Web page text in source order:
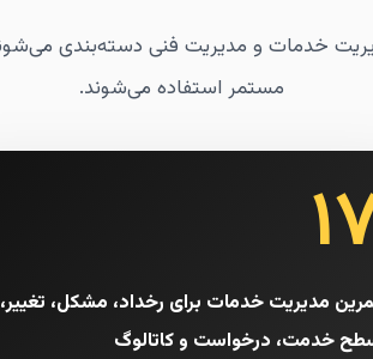
خدمات و مدیریت فنی دسته‌بندی
مستمر استفاده می‌شوند.
مدیریت خدمات برای رخداد، مشکل، تغییر،
خدمت، درخواست و کاتالوگ